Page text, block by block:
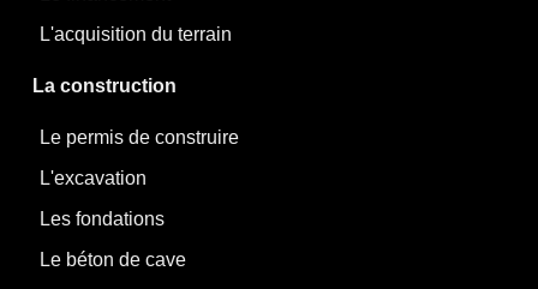
L'acquisition du terrain
La construction
Le permis de construire
L'excavation
Les fondations
Le béton de cave